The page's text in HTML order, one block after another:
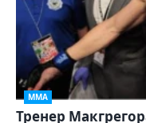
ММА
Тренер